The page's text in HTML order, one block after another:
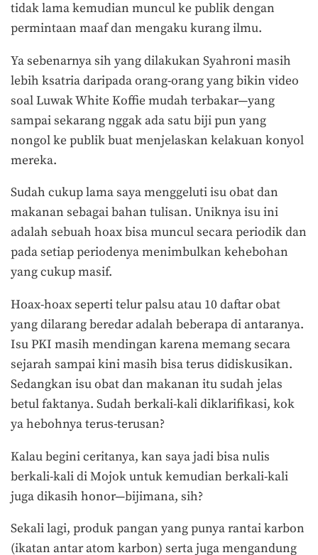
tidak lama kemudian muncul ke publik dengan
permintaan maaf dan mengaku kurang ilmu.
Ya sebenarnya sih yang dilakukan Syahroni masih
lebih ksatria daripada orang-orang yang bikin video
soal Luwak White Koffie mudah terbakar—yang
sampai sekarang nggak ada satu biji pun yang
nongol ke publik buat menjelaskan kelakuan konyol
mereka.
Sudah cukup lama saya menggeluti isu obat dan
makanan sebagai bahan tulisan. Uniknya isu ini
adalah sebuah hoax bisa muncul secara periodik dan
pada setiap periodenya menimbulkan kehebohan
yang cukup masif.
Hoax-hoax seperti telur palsu atau 10 daftar obat
yang dilarang beredar adalah beberapa di antaranya.
Isu PKI masih mendingan karena memang secara
sejarah sampai kini masih bisa terus didiskusikan.
Sedangkan isu obat dan makanan itu sudah jelas
betul faktanya. Sudah berkali-kali diklarifikasi, kok
ya hebohnya terus-terusan?
Kalau begini ceritanya, kan saya jadi bisa nulis
berkali-kali di Mojok untuk kemudian berkali-kali
juga dikasih honor—bijimana, sih?
Sekali lagi, produk pangan yang punya rantai karbon
(ikatan antar atom karbon) serta juga mengandung